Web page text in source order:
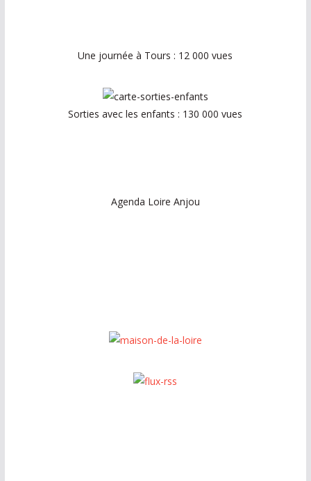
Une journée à Tours : 12 000 vues
Sorties avec les enfants : 130 000 vues
Agenda Loire Anjou